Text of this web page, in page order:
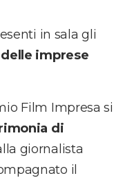
in sala gli
imprese
Film Impresa si
di
giornalista
il